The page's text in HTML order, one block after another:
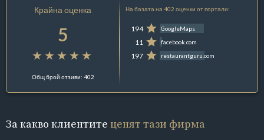
Крайна оценка
5
Общ брой отзиви: 402
На базата на 402 оценки от портали:
194 GoogleMaps
11 facebook.com
197 restaurantguru.com
За какво клиентите ценят тази фирма